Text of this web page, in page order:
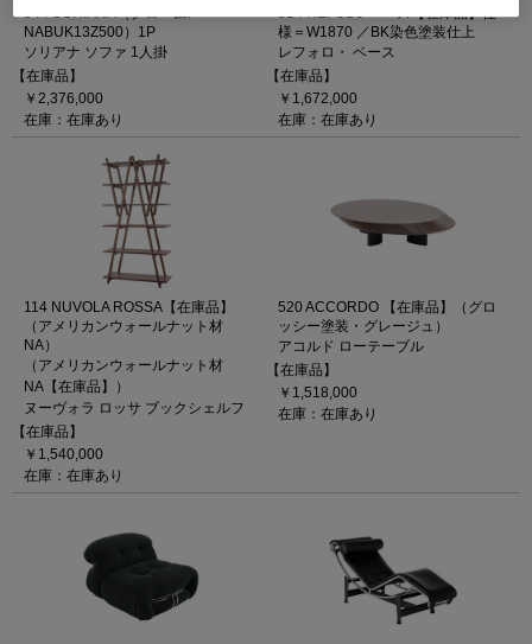
944 SORIANA（クロームF
NABUK13Z500）1P
ソリアナ ソファ 1人掛
【在庫品】
￥2,376,000
在庫：在庫あり
514 REFOLO ベース【在庫品】仕
様＝W1870 ／BK染色塗装仕上
レフォロ・ ベース
【在庫品】
￥1,672,000
在庫：在庫あり
114 NUVOLA ROSSA【在庫品】
（アメリカンウォールナット材
NA）
（アメリカンウォールナット材
NA【在庫品】）
ヌーヴォラ ロッサ ブックシェルフ
【在庫品】
￥1,540,000
在庫：在庫あり
520 ACCORDO 【在庫品】（グロ
ッシー塗装・グレージュ）
アコルド ローテーブル
【在庫品】
￥1,518,000
在庫：在庫あり